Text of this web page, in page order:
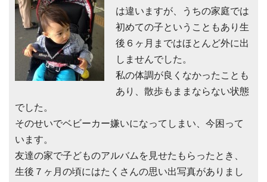
は違いますが、うちの家庭では
初めての子ということもあり生
後６ヶ月まではほとんど外に出
しませんでした。
私の体調が良くなかったことも
あり、散歩もままならない状態
でした。
そのせいでベビーカー嫌いになってしまい、今困って
います。
友達の家で子どものアルバムを見せたもらったとき、
生後７ヶ月の頃にはたくさんの思い出写真がありまし